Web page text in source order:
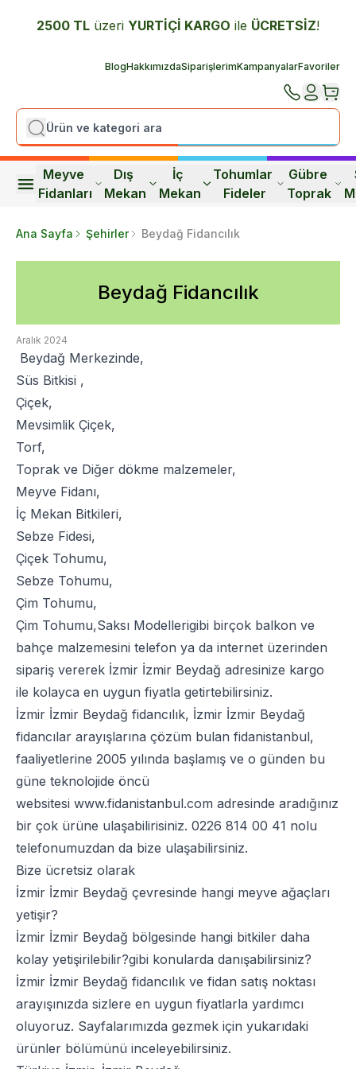
2500 TL üzeri YURTİÇİ KARGO ile ÜCRETSİZ!
BlogHakkımızdaSiparişlerimKampanyalarFavoriler
Meyve
Fidanları
Dış
Mekan
İç
Mekan
Tohumlar
Fideler
Gübre
Toprak
Ana Sayfa Şehirler Beydağ Fidancılık
Beydağ Fidancılık
Aralık 2024
Beydağ Merkezinde,
Süs Bitkisi ,
Çiçek,
Mevsimlik Çiçek,
Torf,
Toprak ve Diğer dökme malzemeler,
Meyve Fidanı,
İç Mekan Bitkileri,
Sebze Fidesi,
Çiçek Tohumu,
Sebze Tohumu,
Çim Tohumu,
Çim Tohumu,Saksı Modellerigibi birçok balkon ve
bahçe malzemesini telefon ya da internet üzerinden
sipariş vererek İzmir İzmir Beydağ adresinize kargo
ile kolayca en uygun fiyatla getirtebilirsiniz.
İzmir İzmir Beydağ fidancılık, İzmir İzmir Beydağ
fidancılar arayışlarına çözüm bulan fidanistanbul,
faaliyetlerine 2005 yılında başlamış ve o günden bu
güne teknolojide öncü
websitesi www.fidanistanbul.com adresinde aradığınız
bir çok ürüne ulaşabilirisiniz. 0226 814 00 41 nolu
telefonumuzdan da bize ulaşabilirsiniz.
Bize ücretsiz olarak
İzmir İzmir Beydağ çevresinde hangi meyve ağaçları
yetişir?
İzmir İzmir Beydağ bölgesinde hangi bitkiler daha
kolay yetişirilebilir?gibi konularda danışabilirsiniz?
İzmir İzmir Beydağ fidancılık ve fidan satış noktası
arayışınızda sizlere en uygun fiyatlarla yardımcı
oluyoruz. Sayfalarımızda gezmek için yukarıdaki
ürünler bölümünü inceleyebilirsiniz.